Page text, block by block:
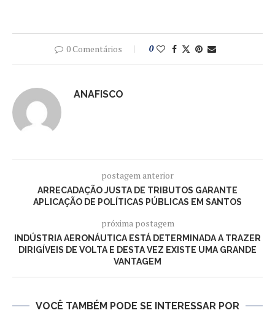
0 Comentários 0
ANAFISCO
postagem anterior
ARRECADAÇÃO JUSTA DE TRIBUTOS GARANTE
APLICAÇÃO DE POLÍTICAS PÚBLICAS EM SANTOS
próxima postagem
INDÚSTRIA AERONÁUTICA ESTÁ DETERMINADA A TRAZER
DIRIGÍVEIS DE VOLTA E DESTA VEZ EXISTE UMA GRANDE
VANTAGEM
VOCÊ TAMBÉM PODE SE INTERESSAR POR